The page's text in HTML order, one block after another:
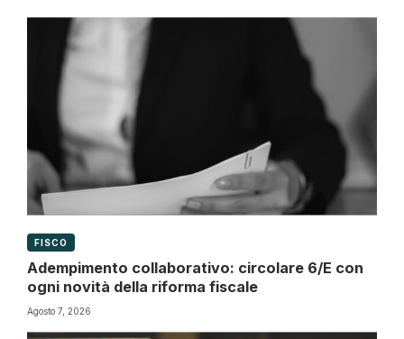
FISCO
Adempimento collaborativo: circolare 6/E con
ogni novità della riforma fiscale
Agosto 7, 2026